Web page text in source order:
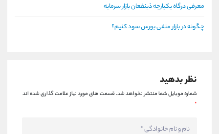
معرفی درگاه یکپارچه ذینفعان بازار سرمایه
چگونه در بازار منفی بورس سود کنیم؟
نظر بدهید
شماره موبایل شما منتشر نخواهد شد.قسمت های مورد نیاز علامت گذاری شده اند
*